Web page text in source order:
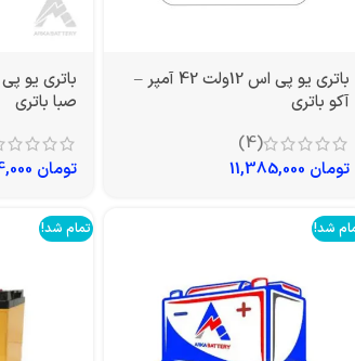
باتری یو پی اس 12ولت 42 آمپر –
آکو باتری
(4)
تومان
صبا باتری
تومان
شد! تمام شد!